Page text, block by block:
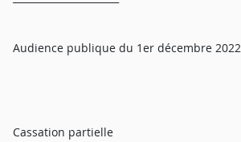
Audience publique du 1er décembre 2022
Cassation partielle